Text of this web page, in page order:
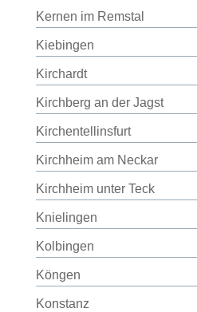
Kernen im Remstal
Kiebingen
Kirchardt
Kirchberg an der Jagst
Kirchentellinsfurt
Kirchheim am Neckar
Kirchheim unter Teck
Knielingen
Kolbingen
Köngen
Konstanz